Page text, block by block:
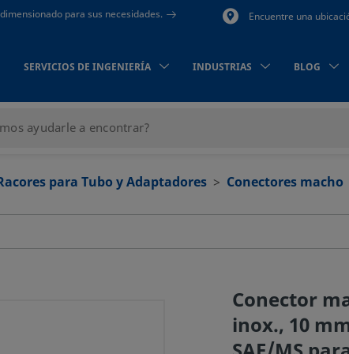
para sus necesidades. Encuentre una
SERVICIOS DE INGENIERÍA INDUSTRIAS BLOG
para Tubo y Adaptadores Conectores macho
Conector
inox., 10